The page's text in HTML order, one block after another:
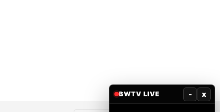
BWTV LIVE - x